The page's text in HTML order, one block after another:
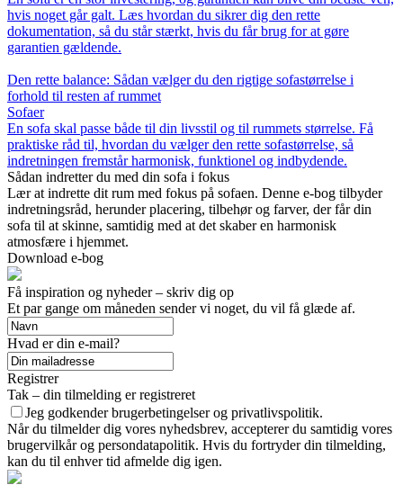
hvis noget går galt. Læs hvordan du sikrer dig den rette
dokumentation, så du står stærkt, hvis du får brug for at gøre
garantien gældende.
Den rette balance: Sådan vælger du den rigtige sofastørrelse i
forhold til resten af rummet
Sofaer
En sofa skal passe både til din livsstil og til rummets størrelse. Få
praktiske råd til, hvordan du vælger den rette sofastørrelse, så
indretningen fremstår harmonisk, funktionel og indbydende.
Sådan indretter du med din sofa i fokus
Lær at indrette dit rum med fokus på sofaen. Denne e-bog tilbyder
indretningsråd, herunder placering, tilbehør og farver, der får din
sofa til at skinne, samtidig med at det skaber en harmonisk
atmosfære i hjemmet.
Download e-bog
Få inspiration og nyheder – skriv dig op
Et par gange om måneden sender vi noget, du vil få glæde af.
Hvad er din e-mail?
Registrer
Tak – din tilmelding er registreret
Jeg godkender brugerbetingelser og privatlivspolitik.
Når du tilmelder dig vores nyhedsbrev, accepterer du samtidig vores
brugervilkår og persondatapolitik. Hvis du fortryder din tilmelding,
kan du til enhver tid afmelde dig igen.